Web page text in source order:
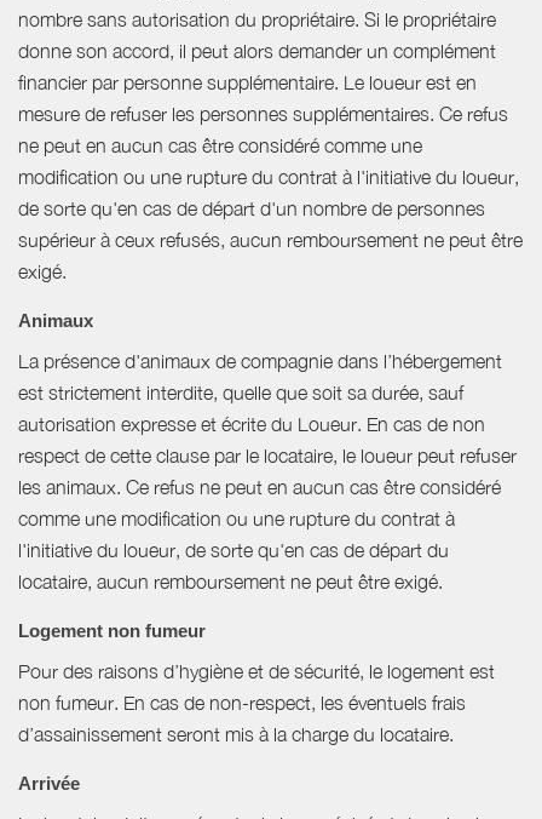
nombre sans autorisation du propriétaire. Si le propriétaire
donne son accord, il peut alors demander un complément
financier par personne supplémentaire. Le loueur est en
mesure de refuser les personnes supplémentaires. Ce refus
ne peut en aucun cas être considéré comme une
modification ou une rupture du contrat à l'initiative du loueur,
de sorte qu'en cas de départ d'un nombre de personnes
supérieur à ceux refusés, aucun remboursement ne peut être
exigé.
Animaux
La présence d'animaux de compagnie dans l’hébergement
est strictement interdite, quelle que soit sa durée, sauf
autorisation expresse et écrite du Loueur. En cas de non
respect de cette clause par le locataire, le loueur peut refuser
les animaux. Ce refus ne peut en aucun cas être considéré
comme une modification ou une rupture du contrat à
l'initiative du loueur, de sorte qu'en cas de départ du
locataire, aucun remboursement ne peut être exigé.
Logement non fumeur
Pour des raisons d’hygiène et de sécurité, le logement est
non fumeur. En cas de non-respect, les éventuels frais
d’assainissement seront mis à la charge du locataire.
Arrivée